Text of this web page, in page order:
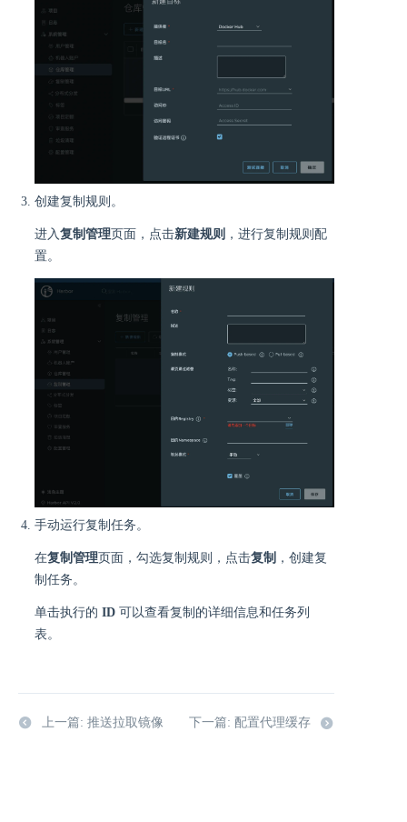
创建复制规则。
进入复制管理页面，点击新建规则 ，进行复制规则配
置。
手动运行复制任务。
在复制管理页面，勾选复制规则，点击复制 ，创建复
制任务。
单击执行的 ID 可以查看复制的详细信息和任务列
表。
上一篇: 推送拉取镜像 下一篇: 配置代理缓存